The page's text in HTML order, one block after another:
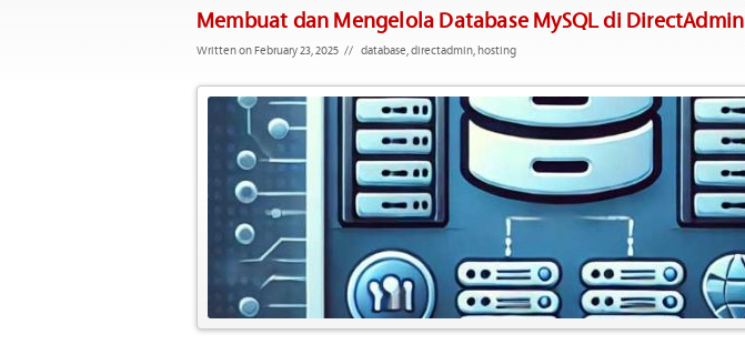
Membuat dan Mengelola Database MySQL di DirectAdmin
Written on February 23, 2025 // database,directadmin,hosting